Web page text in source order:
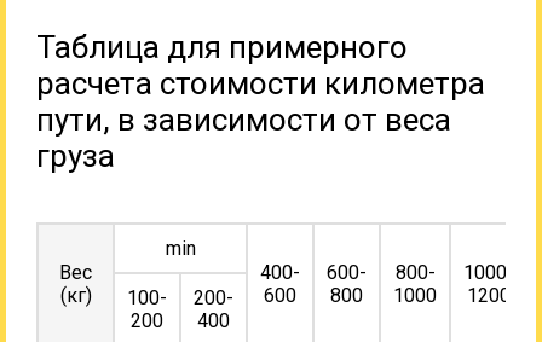
Таблица для примерного
расчета стоимости километра
пути, в зависимости от веса
груза
Вес
(кг)
min
400-
600
600-
800
800-
1000
1000-
1200
100-
200
200-
400